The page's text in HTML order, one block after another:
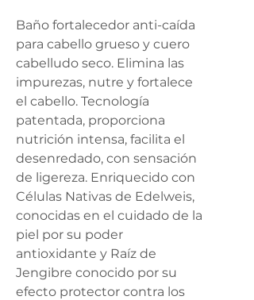
Baño fortalecedor anti-caída
para cabello grueso y cuero
cabelludo seco. Elimina las
impurezas, nutre y fortalece
el cabello. Tecnología
patentada, proporciona
nutrición intensa, facilita el
desenredado, con sensación
de ligereza. Enriquecido con
Células Nativas de Edelweis,
conocidas en el cuidado de la
piel por su poder
antioxidante y Raíz de
Jengibre conocido por su
efecto protector contra los